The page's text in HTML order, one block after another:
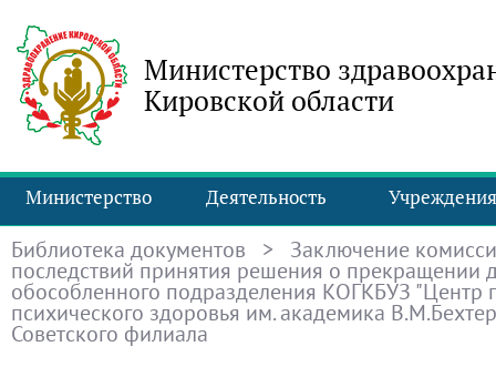
Министерство
Кировской области
Министерство Деятельность Учреждения
Библиотека документов > Заключение
последствий принятия решения о прекращении
обособленного подразделения КОГКБУЗ "Центр
психического здоровья им. академика
Советского филиала